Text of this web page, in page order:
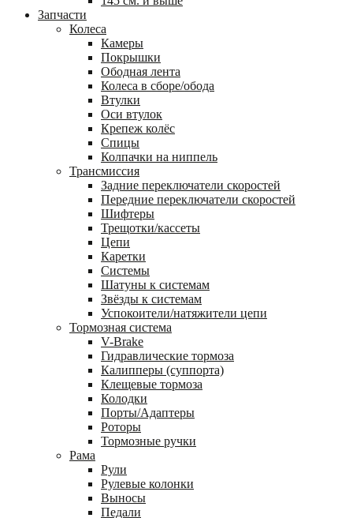
Запчасти
Колеса
Камеры
Покрышки
Ободная лента
Колеса в сборе/обода
Втулки
Оси втулок
Крепеж колёс
Спицы
Колпачки на ниппель
Трансмиссия
Задние переключатели скоростей
Передние переключатели скоростей
Шифтеры
Трещотки/кассеты
Цепи
Каретки
Системы
Шатуны к системам
Звёзды к системам
Успокоители/натяжители цепи
Тормозная система
V-Brake
Гидравлические тормоза
Калипперы (суппорта)
Клещевые тормоза
Колодки
Порты/Адаптеры
Роторы
Тормозные ручки
Рама
Рули
Рулевые колонки
Выносы
Педали